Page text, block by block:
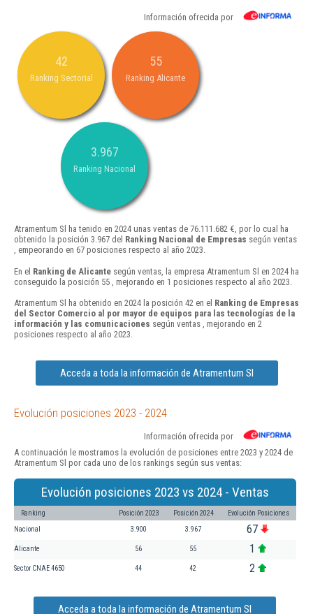
Información ofrecida por
42
Ranking Sectorial
55
Ranking Alicante
3.967
Ranking Nacional
Atramentum Sl ha tenido en 2024 unas ventas de 76.111.682 €, por lo cual ha
obtenido la posición 3.967 del Ranking Nacional de Empresas según ventas
, empeorando en 67 posiciones respecto al año 2023.
En el Ranking de Alicante según ventas, la empresa Atramentum Sl en 2024 ha
conseguido la posición 55 , mejorando en 1 posiciones respecto al año 2023.
Atramentum Sl ha obtenido en 2024 la posición 42 en el Ranking de Empresas
del Sector Comercio al por mayor de equipos para las tecnologías de la
información y las comunicaciones según ventas , mejorando en 2
posiciones respecto al año 2023.
Acceda a toda la información de Atramentum Sl
Evolución posiciones 2023 - 2024
Información ofrecida por
A continuación le mostramos la evolución de posiciones entre 2023 y 2024 de
Atramentum Sl por cada uno de los rankings según sus ventas:
Evolución posiciones 2023 vs 2024 - Ventas
Ranking Posición 2023 Posición 2024 Evolución Posiciones
Nacional 3.900 3.967 67
Alicante 56 55 1
Sector CNAE 4650 44 42 2
Acceda a toda la información de Atramentum Sl